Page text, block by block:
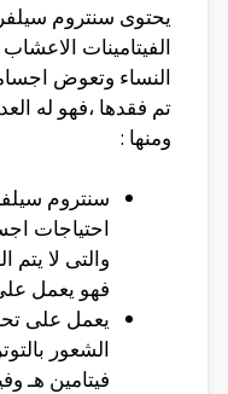
يحتوى سنتروم
الفيتامينات
النساء وتعوض
تم فقدها ،فهو له
ومنها :
سنتروم
احتياجات
والتى لا
فهو يعمل
يعمل على
الشعور
فيتامين هـ